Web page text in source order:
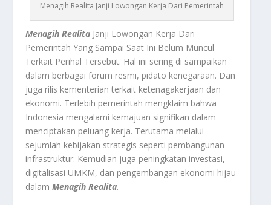
Menagih Realita Janji Lowongan Kerja Dari Pemerintah
Menagih Realita Janji Lowongan Kerja Dari
Pemerintah Yang Sampai Saat Ini Belum Muncul
Terkait Perihal Tersebut. Hal ini sering di sampaikan
dalam berbagai forum resmi, pidato kenegaraan. Dan
juga rilis kementerian terkait ketenagakerjaan dan
ekonomi. Terlebih pemerintah mengklaim bahwa
Indonesia mengalami kemajuan signifikan dalam
menciptakan peluang kerja. Terutama melalui
sejumlah kebijakan strategis seperti pembangunan
infrastruktur. Kemudian juga peningkatan investasi,
digitalisasi UMKM, dan pengembangan ekonomi hijau
dalamMenagih Realita.